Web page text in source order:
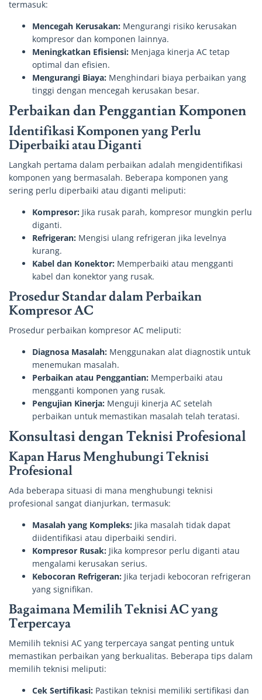
termasuk:
Mencegah Kerusakan: Mengurangi risiko kerusakan
kompresor dan komponen lainnya.
Meningkatkan Efisiensi: Menjaga kinerja AC tetap
optimal dan efisien.
Mengurangi Biaya: Menghindari biaya perbaikan yang
tinggi dengan mencegah kerusakan besar.
Perbaikan dan Penggantian Komponen
Identifikasi Komponen yang Perlu
Diperbaiki atau Diganti
Langkah pertama dalam perbaikan adalah mengidentifikasi
komponen yang bermasalah. Beberapa komponen yang
sering perlu diperbaiki atau diganti meliputi:
Kompresor: Jika rusak parah, kompresor mungkin perlu
diganti.
Refrigeran: Mengisi ulang refrigeran jika levelnya
kurang.
Kabel dan Konektor: Memperbaiki atau mengganti
kabel dan konektor yang rusak.
Prosedur Standar dalam Perbaikan
Kompresor AC
Prosedur perbaikan kompresor AC meliputi:
Diagnosa Masalah: Menggunakan alat diagnostik untuk
menemukan masalah.
Perbaikan atau Penggantian: Memperbaiki atau
mengganti komponen yang rusak.
Pengujian Kinerja: Menguji kinerja AC setelah
perbaikan untuk memastikan masalah telah teratasi.
Konsultasi dengan Teknisi Profesional
Kapan Harus Menghubungi Teknisi
Profesional
Ada beberapa situasi di mana menghubungi teknisi
profesional sangat dianjurkan, termasuk:
Masalah yang Kompleks: Jika masalah tidak dapat
diidentifikasi atau diperbaiki sendiri.
Kompresor Rusak: Jika kompresor perlu diganti atau
mengalami kerusakan serius.
Kebocoran Refrigeran: Jika terjadi kebocoran refrigeran
yang signifikan.
Bagaimana Memilih Teknisi AC yang
Terpercaya
Memilih teknisi AC yang terpercaya sangat penting untuk
memastikan perbaikan yang berkualitas. Beberapa tips dalam
memilih teknisi meliputi:
Cek Sertifikasi: Pastikan teknisi memiliki sertifikasi dan